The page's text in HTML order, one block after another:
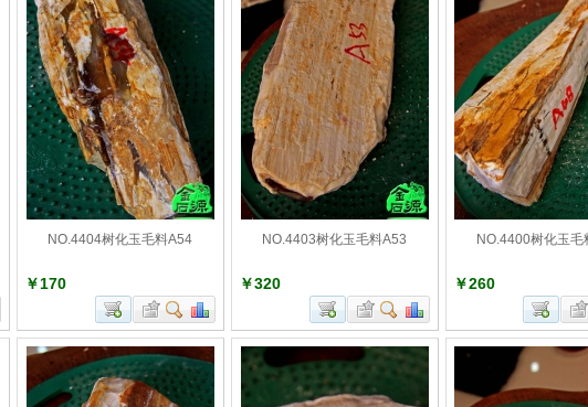
NO.4404树化玉毛料A54
￥170
NO.4403树化玉毛料A53
￥320
NO.4400树化玉毛
￥260